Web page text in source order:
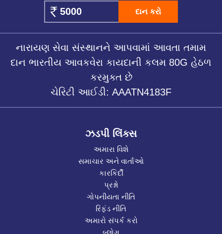
દાન કરો
નારાયણ સેવા સંસ્થાનને આપવામાં આવતા તમામ
દાન ભારતીય આવકવેરા કાયદાની કલમ 80G હેઠળ
કરમુક્ત છે
ચેરિટી આઈડી: AAATN4183F
ઝડપી લિંક્સ
અમારા વિશે
સમાચાર અને વાર્તાઓ
કારકિર્દી
પ્રશ્નો
ગોપનીયતા નીતિ
રિફંડ નીતિ
અમારો સંપર્ક કરો